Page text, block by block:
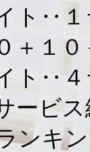
ト‥１
＋１
ト‥４
ービ
ンキ